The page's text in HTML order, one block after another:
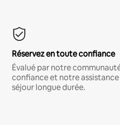
Réservez en toute confiance
Évalué par notre
confiance et notre
séjour longue durée.